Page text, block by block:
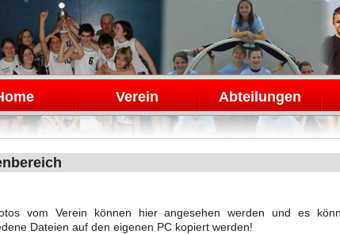
Verein Abteilungen
vom Verein können hier angesehen werden und es
Dateien auf den eigenen PC kopiert werden!